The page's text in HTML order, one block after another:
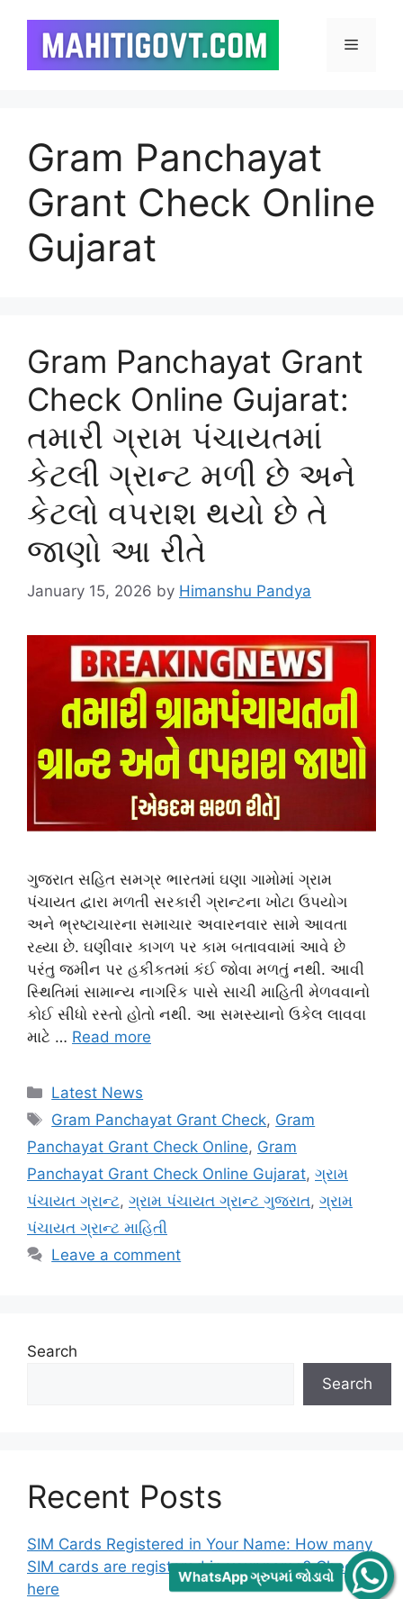
content
Menu
Gram Panchayat
Grant Check Online
Gujarat
Gram Panchayat Grant
Check Online Gujarat:
તમારી ગ્રામ પંચાયતમાં
કેટલી ગ્રાન્ટ મળી છે અને
કેટલો વપરાશ થયો છે તે
જાણો આ રીતે
January 15, 2026 by Himanshu Pandya
ગુજરાત સહિત સમગ્ર ભારતમાં ઘણા ગામોમાં ગ્રામ
પંચાયત દ્વારા મળતી સરકારી ગ્રાન્ટના ખોટા ઉપયોગ
અને ભ્રષ્ટાચારના સમાચાર અવારનવાર સામે આવતા
રહ્યા છે. ઘણીવાર કાગળ પર કામ બતાવવામાં આવે છે
પરંતુ જમીન પર હકીકતમાં કંઈ જોવા મળતું નથી. આવી
સ્થિતિમાં સામાન્ય નાગરિક પાસે સાચી માહિતી મેળવવાનો
કોઈ સીધો રસ્તો હોતો નથી. આ સમસ્યાનો ઉકેલ લાવવા
માટે … Read more
Categories
Latest News
Tags
Gram Panchayat Grant Check, Gram
Panchayat Grant Check Online, Gram
Panchayat Grant Check Online Gujarat, ગ્રામ
પંચાયત ગ્રાન્ટ, ગ્રામ પંચાયત ગ્રાન્ટ ગુજરાત, ગ્રામ
પંચાયત ગ્રાન્ટ માહિતી
Leave a comment
Search
Search
Recent Posts
SIM Cards Registered in Your Name: How many
SIM cards are registered in your name? Check
here
WhatsApp ગ્રુપમાં જોડાવો